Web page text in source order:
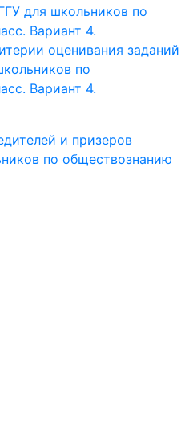
для школьников по
Вариант 4.
оценивания заданий
по
Вариант 4.
и призеров
по обществознанию